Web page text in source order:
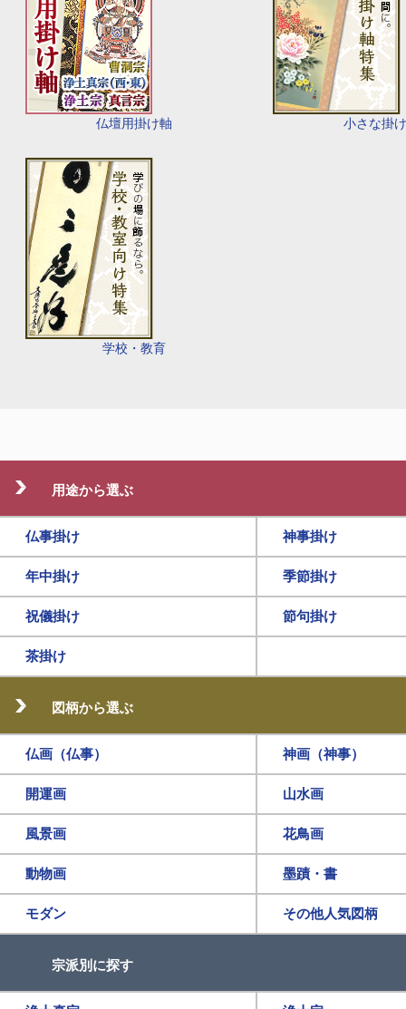
仏壇用掛け軸 小さな掛
学校・教育
用途から選ぶ
仏事掛け 神事掛け
年中掛け 季節掛け
祝儀掛け 節句掛け
茶掛け
図柄から選ぶ
仏画（仏事） 神画（神事）
開運画 山水画
風景画 花鳥画
動物画 墨蹟・書
モダン その他人気図柄
宗派別に探す